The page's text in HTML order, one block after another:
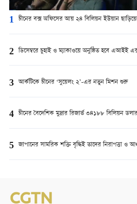
1 চীনের বক্স অফিসের আয় ২৪ বিলিয়ন ইউয়ান
2 ডিসেম্বরে চুহাই ও ম্যাকাওয়ে অনুষ্ঠিত হবে এআইই
3 আর্কটিকে চীনের ‘সুয়েলং ২’-এর নতুন মিশন শুরু
4 চীনের বৈদেশিক মুদ্রার রিজার্ভ ৩৪১৮৮ বিলিয়ন
5 জাপানের সামরিক শক্তি বৃদ্ধিই তাদের নিরাপত্তা ও